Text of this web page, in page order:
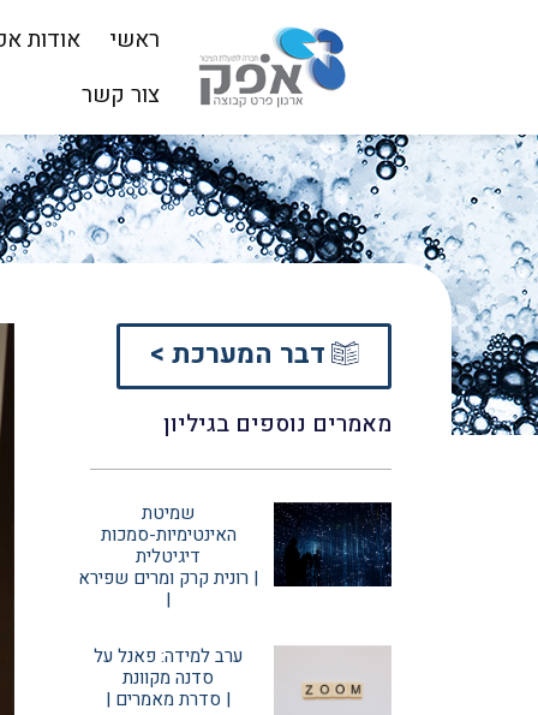
ראשי אודות
צור קשר
דבר המערכת >
מאמרים נוספים בגיליון
שמיטת
האינטימיות-סמכות
דיגיטלית
| רונית קרק ומרים שפירא
|
ערב למידה: פאנל על
סדנה מקוונת
| סדרת מאמרים |